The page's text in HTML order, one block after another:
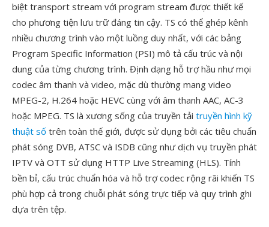
biệt transport stream với program stream được thiết kế
cho phương tiện lưu trữ đáng tin cậy. TS có thể ghép kênh
nhiều chương trình vào một luồng duy nhất, với các bảng
Program Specific Information (PSI) mô tả cấu trúc và nội
dung của từng chương trình. Định dạng hỗ trợ hầu như mọi
codec âm thanh và video, mặc dù thường mang video
MPEG-2, H.264 hoặc HEVC cùng với âm thanh AAC, AC-3
hoặc MPEG. TS là xương sống của truyền tải truyền hình kỹ
thuật số trên toàn thế giới, được sử dụng bởi các tiêu chuẩn
phát sóng DVB, ATSC và ISDB cũng như dịch vụ truyền phát
IPTV và OTT sử dụng HTTP Live Streaming (HLS). Tính
bền bỉ, cấu trúc chuẩn hóa và hỗ trợ codec rộng rãi khiến TS
phù hợp cả trong chuỗi phát sóng trực tiếp và quy trình ghi
dựa trên tệp.